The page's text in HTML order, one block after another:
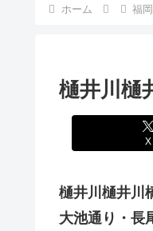
ホーム 福
樋井川樋
X
樋井川樋井川
大池通り・長